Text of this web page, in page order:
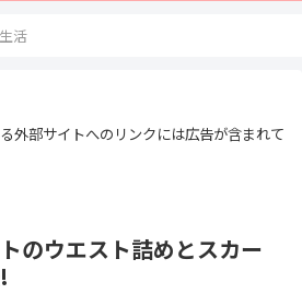
活
外部サイトへのリンクには広告が含まれて
のウエスト詰めとスカー